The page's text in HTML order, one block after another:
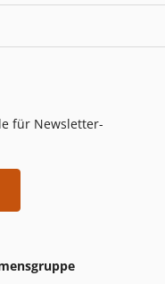
für Newsletter-